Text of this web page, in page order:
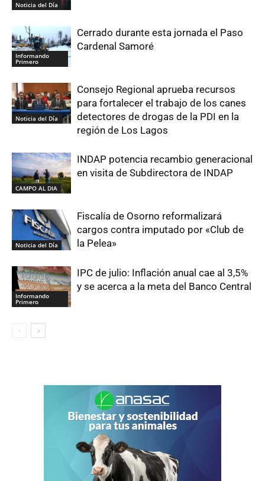
Noticia del Día
Informando
Primero
Cerrado durante esta jornada el Paso
Cardenal Samoré
Noticia del Día
Consejo Regional aprueba recursos
para fortalecer el trabajo de los canes
detectores de drogas de la PDI en la
región de Los Lagos
CAMPO AL DIA
INDAP potencia recambio generacional
en visita de Subdirectora de INDAP
Noticia del Día
Fiscalía de Osorno reformalizará
cargos contra imputado por «Club de
la Pelea»
Informando
Primero
IPC de julio: Inflación anual cae al 3,5%
y se acerca a la meta del Banco Central